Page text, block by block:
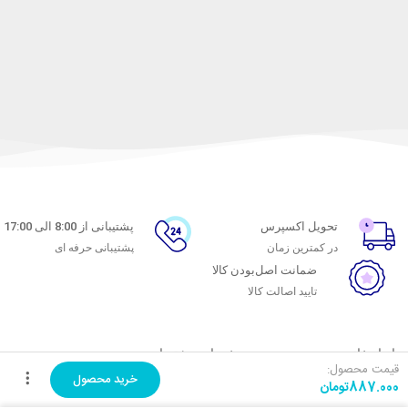
قیمت محصول:
تومان887.000 خرید محصول
تحویل اکسپرس
در کمترین زمان
پشتیبانی از 8:00 الی 17:00
پشتیبانی حرفه ای
ضمانت اصل‌بودن کالا
تایید اصالت کالا
با ماه خانوم
اتاق خبر ماه خانوم
خدمات مشتریان
پاسخ به پرسش‌های متداول